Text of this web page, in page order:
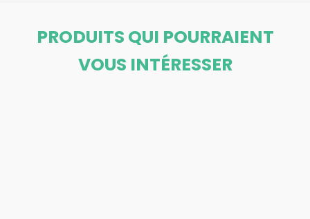
PRODUITS QUI POURRAIENT
VOUS INTÉRESSER